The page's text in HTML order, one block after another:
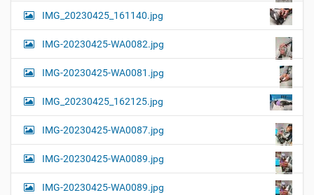
IMG_20230425_161140.jpg
IMG-20230425-WA0082.jpg
IMG-20230425-WA0081.jpg
IMG_20230425_162125.jpg
IMG-20230425-WA0087.jpg
IMG-20230425-WA0089.jpg
IMG-20230425-WA0089.jpg